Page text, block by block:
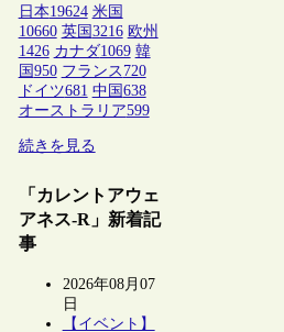
日本19624 米国
10660 英国 3216 欧州
1426 カナダ1069 韓
国 950 フランス 720
ドイツ681 中国 638
オーストラリア599
続きを見る
「カレントアウェ
アネス-R」新着記
事
2026年08月07
日
【イベント】